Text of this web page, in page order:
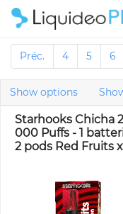
Préc. 4 5 6
Show options
Starhooks Chicha
000 Puffs - 1
2 pods Red Fruits